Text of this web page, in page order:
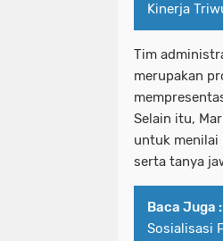
Kinerja
Tim
merupakan
Selain itu,
untuk menilai
serta tanya
Baca Juga :
Sosialisasi